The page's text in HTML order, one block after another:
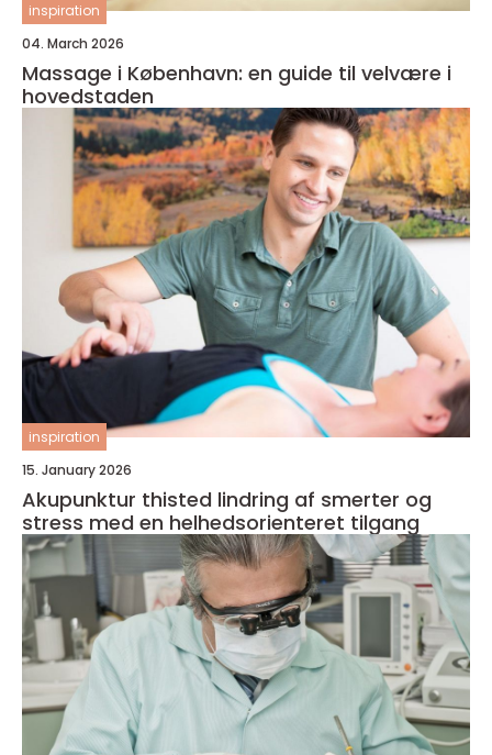
inspiration
04. March 2026
Massage i København: en guide til velvære i
hovedstaden
inspiration
15. January 2026
Akupunktur thisted lindring af smerter og
stress med en helhedsorienteret tilgang